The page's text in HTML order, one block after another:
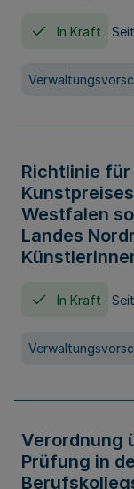
In Kraft
Richtlinie
Westfalen
Landes
In Kraft
Verordnung
Prüfung in